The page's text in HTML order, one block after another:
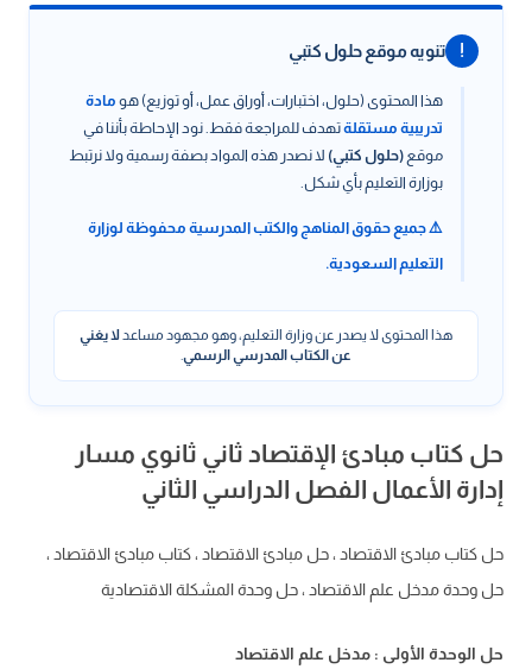
! تنويه موقع حلول كتبي
هذا المحتوى (حلول، اختبارات، أوراق عمل، أو توزيع) هو مادة
تدريبية مستقلةتهدف للمراجعة فقط. نود الإحاطة بأننا في
موقع (حلول كتبي) لا نصدر هذه المواد بصفة رسمية ولا نرتبط
بوزارة التعليم بأي شكل.
⚠️ جميع حقوق المناهج والكتب المدرسية محفوظة لوزارة
التعليم السعودية.
هذا المحتوى لا يصدر عن وزارة التعليم، وهو مجهود مساعدلا يغني
عن الكتاب المدرسي الرسمي.
حل كتاب مبادئ الإقتصاد ثاني ثانوي مسار
إدارة الأعمال الفصل الدراسي الثاني
حل كتاب مبادئ الاقتصاد ، حل مبادئ الاقتصاد ، كتاب مبادئ الاقتصاد ،
حل وحدة مدخل علم الاقتصاد ، حل وحدة المشكلة الاقتصادية
حل الوحدة الأولى : مدخل علم الاقتصاد